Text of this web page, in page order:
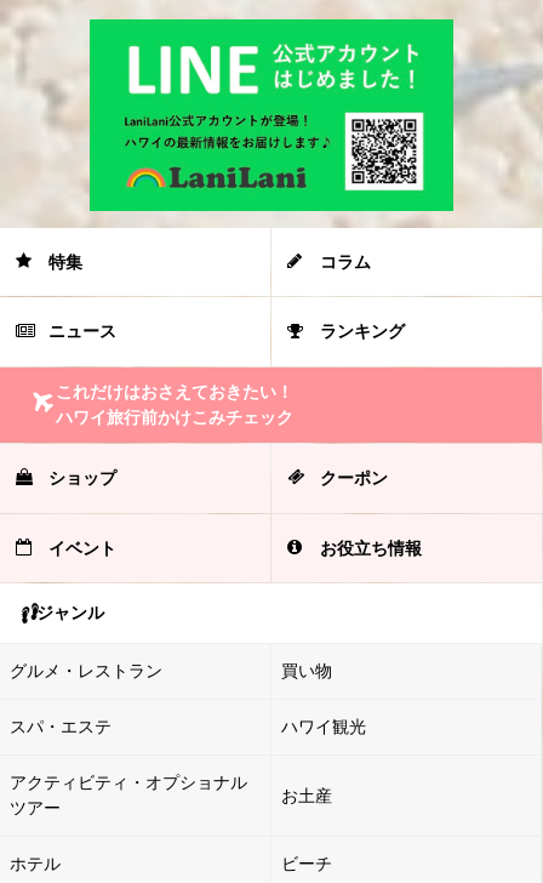
特集 コラム
ニュース ランキング
これだけはおさえておきたい！
ハワイ旅行前かけこみチェック
ショップ クーポン
イベント お役立ち情報
ジャンル
グルメ・レストラン 買い物
スパ・エステ ハワイ観光
アクティビティ・オプショナル
ツアー
お土産
ホテル ビーチ